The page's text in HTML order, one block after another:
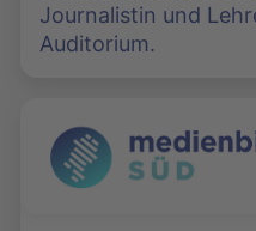
Journalistin und
Auditorium.